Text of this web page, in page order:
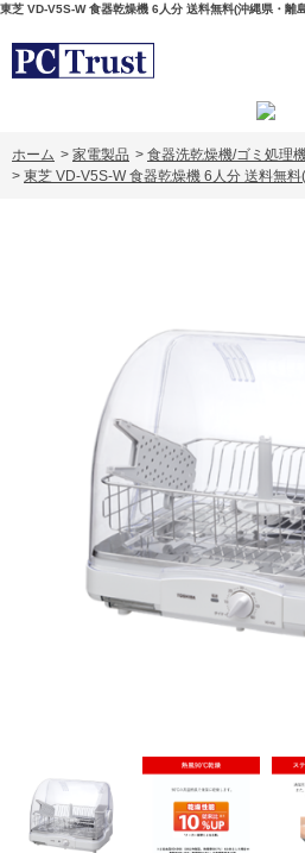
東芝 VD-V5S-W 食器乾燥機 6人分 送料無料(沖縄県・離
ホーム > 家電製品 > 食器洗乾燥機/ゴミ処理
> 東芝 VD-V5S-W 食器乾燥機 6人分 送料無